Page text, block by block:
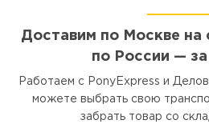
Доставим по Москве на
по России —
Работаем с PonyExpress и
можете выбрать свою
забрать товар со